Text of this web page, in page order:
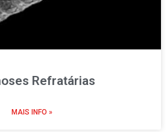
Refratárias
MAIS INFO »